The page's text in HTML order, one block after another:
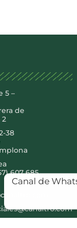
5 –
de
38
607 685
Canal de